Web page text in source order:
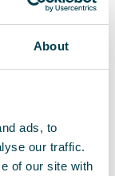
About
ads, to
our traffic.
of our site with
von
Art.
der
Luft führt
Allergenen